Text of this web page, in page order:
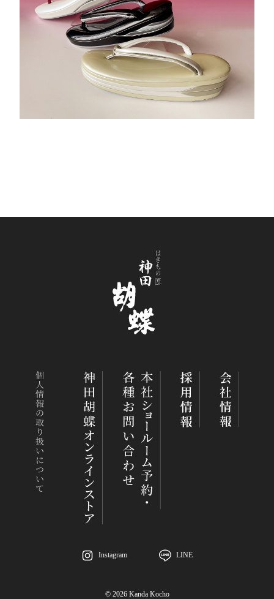
Instagram LINE
©︎ 2026 Kanda Kocho